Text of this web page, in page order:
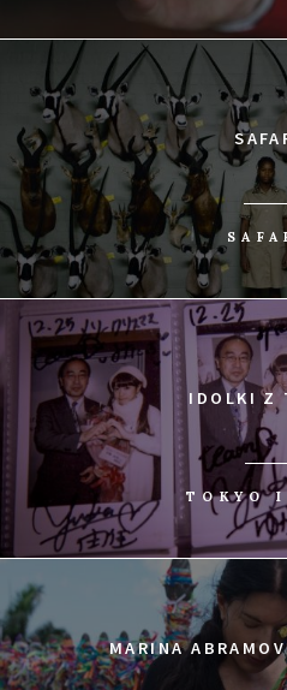
IDOLKI Z
TOKYO
MARINA